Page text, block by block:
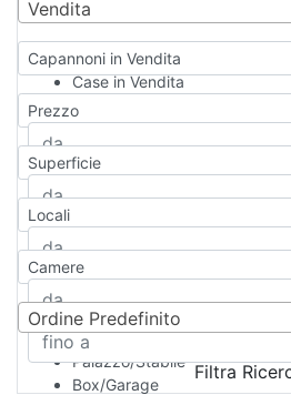
Vendita
Capannoni in Vendita
Case in Vendita
Qualsiasi
Appartamento
Casa indipendente
Casa Semi-indipendente
Attico/Mansarda
Rustico/Casale
Camera d'Albergo
Multiproprietà
Palazzo/Stabile
Box/Garage
Prezzo
Superficie
Locali
Camere
Ordine Predefinito
Filtra